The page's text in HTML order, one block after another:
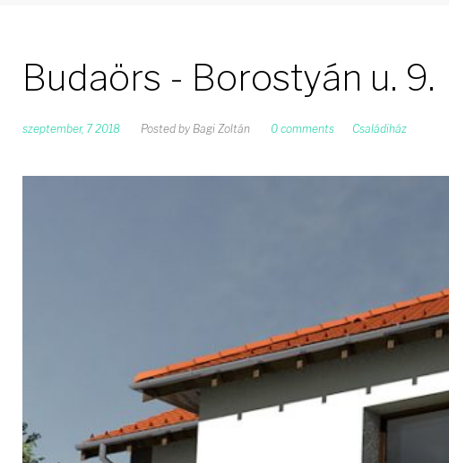
Budaörs - Borostyán u. 9.
szeptember, 7 2018 Posted by Bagi Zoltán 0 comments Családiház